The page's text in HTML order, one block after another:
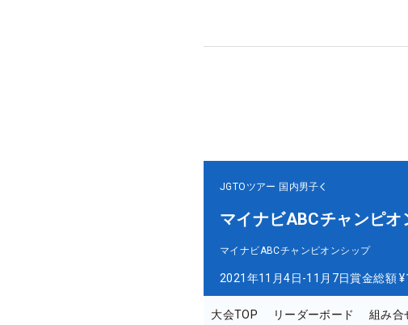
JGTOツアー 国内男子
マイナビABCチャンピオ
マイナビABCチャンピオンシップ
2021年11月4日-11月7日賞金総額
大会TOP リーダーボード 組み合